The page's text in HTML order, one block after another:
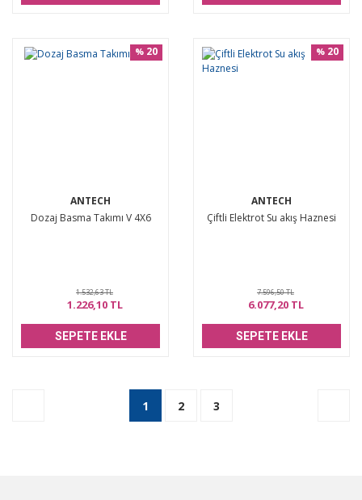
ANTECH
Dozaj Basma Takımı V 4X6
% 20
1.532,63 TL
1.226,10 TL
SEPETE EKLE
ANTECH
Çiftli Elektrot Su akış Haznesi
% 20
7.596,50 TL
6.077,20 TL
SEPETE EKLE
1 2 3